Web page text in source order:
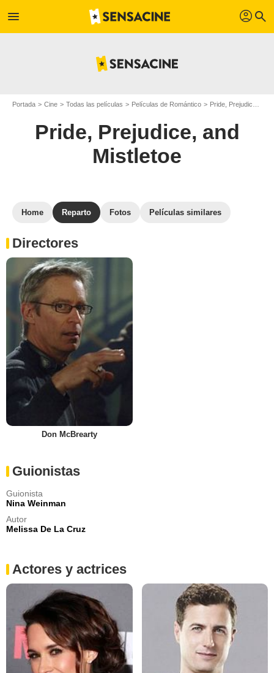
menu profil search
Portada Cine Todas las películas Películas de Romántico Pride, Prejudice, and Mistletoe
Pride, Prejudice, and
Mistletoe
Home Reparto Fotos Películas similares
Directores
Don McBrearty
Guionistas
Guionista
Nina Weinman
Autor
Melissa De La Cruz
Actores y actrices